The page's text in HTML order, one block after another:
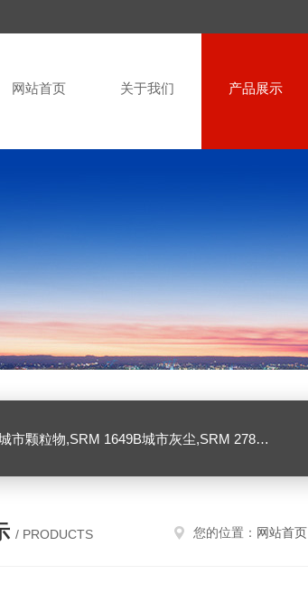
网站首页 关于我们 产品展示
1649B城市灰尘,SRM 2786大气颗粒物,美国NIST标准品
/ PRODUCTS 您的位置： 网站首页